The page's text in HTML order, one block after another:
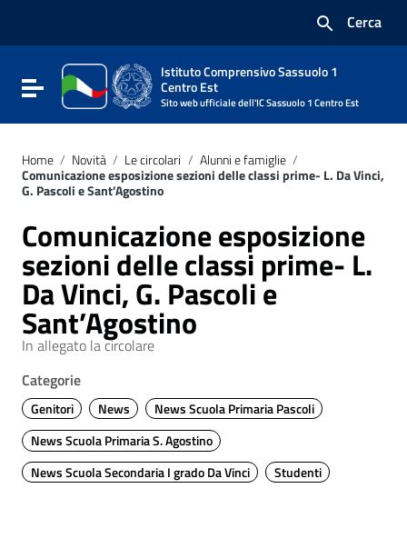
Vai al footer
Cerca
Attiva / disattiva la navigazione
Istituto Comprensivo Sassuolo 1
Centro Est
Sito web ufficiale dell'IC Sassuolo 1 Centro Est
Home / Novità / Le circolari / Alunni e famiglie /
Comunicazione esposizione sezioni delle classi prime- L. Da Vinci,
G. Pascoli e Sant’Agostino
Comunicazione esposizione
sezioni delle classi prime- L.
Da Vinci, G. Pascoli e
Sant’Agostino
In allegato la circolare
Categorie
Genitori News
News Scuola Primaria Pascoli
News Scuola Primaria S. Agostino
News Scuola Secondaria I grado Da Vinci
Studenti